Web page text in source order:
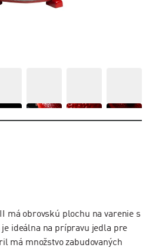
má obrovskú plochu na varenie s
ideálna na prípravu jedla pre
má množstvo zabudovaných